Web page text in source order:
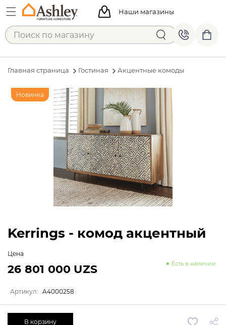
Наши магазины
Главная страница Гостиная Акцентные комоды
Новинка
Kerrings - комод акцентный
Цена
Есть в наличии
26 801 000 UZS
Артикул: A4000258
В корзину